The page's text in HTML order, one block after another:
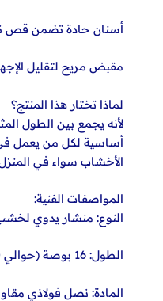
أسنان حادة تضمن قص
مقبض مريح لتقليل
لماذا تختار هذا المنتج؟
لأنه يجمع بين الطول
أساسية لكل من يعمل في
الأخشاب سواء في
المواصفات الفنية:
النوع: منشار يدوي
الطول: 16 بوصة (حوالي 40 سم)
المادة: نصل فولاذي